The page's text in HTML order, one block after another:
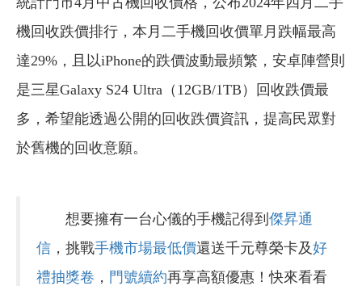
機回收跌價排行，本月二手機回收價單月跌幅最高
達29%，且以iPhone的跌價波動最頻繁，安卓陣營則
是三星Galaxy S24 Ultra（12GB/1TB）回收跌價最
多，希望能透過公開的回收跌價資訊，提高民眾對
於舊機的回收意願。
想要擁有一台心儀的手機記得到 傑昇通
信 ，挑戰手機市場最低價還送千元尊榮卡及好
禮抽獎卷 ， 門號續約再享高額優惠！快來看看